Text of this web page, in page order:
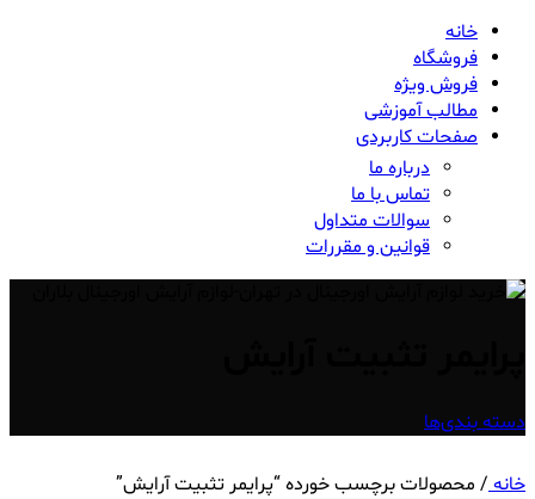
خانه
فروشگاه
فروش ویژه
مطالب آموزشی
صفحات کاربردی
درباره ما
تماس با ما
سوالات متداول
قوانین و مقررات
دسته بندی‌ها
خانه/ محصولات برچسب خورده “پرایمر تثبیت آرایش”